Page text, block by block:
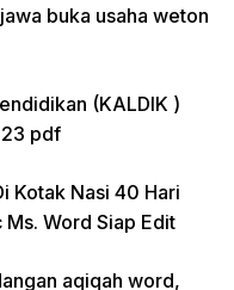
buka usaha weton
(KALDIK )
pdf
Kotak Nasi 40 Hari
Word Siap Edit
aqiqah word,